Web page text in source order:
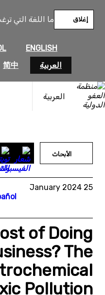
ما اللغة التي
ENGLISH
العربية
简中
إغلاق
العربية
المحتوى
الأبحاث
25 January 2024
of Doing
The
Pollution